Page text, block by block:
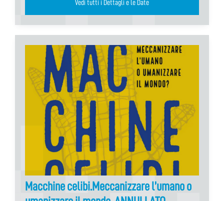
Vedi tutti i Dettagli e le Date
Macchine celibi.Meccanizzare l’umano o